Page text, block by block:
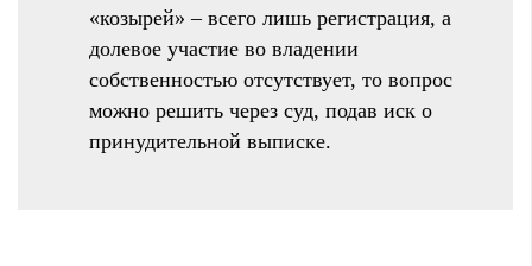
«козырей» – всего лишь регистрация, а
долевое участие во владении
собственностью отсутствует, то вопрос
можно решить через суд, подав иск о
принудительной выписке.